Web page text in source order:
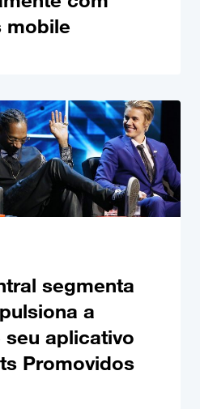
mobile
segmenta
a
aplicativo
Promovidos